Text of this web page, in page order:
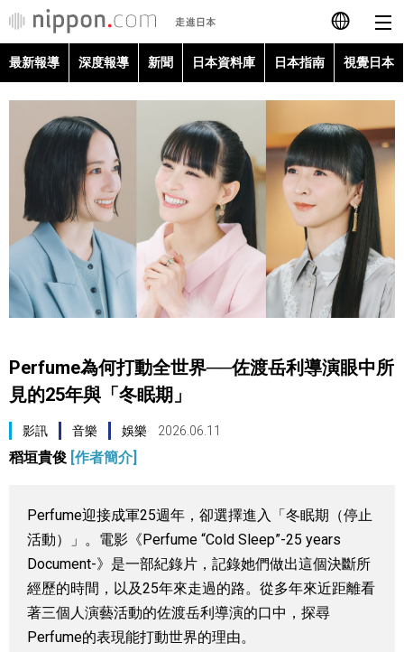
日本語
简体字
Français
Español
العربية
最新報導
深度報導
新聞
日本指南
視覺日本
更多
人物訪談
日本入門
official SNS
最新報導 深度報導 新聞 日本資料庫 日本指南 視覺日本
Perfume為何打動全世界──佐渡岳利導演眼中所
見的25年與「冬眠期」
影訊 音樂 娛樂 2026.06.11
稻垣貴俊 [作者簡介]
Perfume迎接成軍25週年，卻選擇進入「冬眠期（停止
活動）」。電影《Perfume “Cold Sleep”-25 years
Document-》是一部紀錄片，記錄她們做出這個決斷所
經歷的時間，以及25年來走過的路。從多年來近距離看
著三個人演藝活動的佐渡岳利導演的口中，探尋
Perfume的表現能打動世界的理由。